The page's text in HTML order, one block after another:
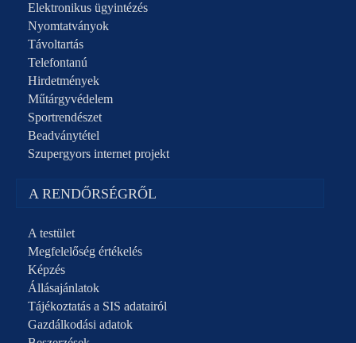
Elektronikus ügyintézés
Nyomtatványok
Távoltartás
Telefontanú
Hirdetmények
Műtárgyvédelem
Sportrendészet
Beadványtétel
Szupergyors internet projekt
A RENDŐRSÉGRŐL
A testület
Megfelelőség értékelés
Képzés
Állásajánlatok
Tájékoztatás a SIS adatairól
Gazdálkodási adatok